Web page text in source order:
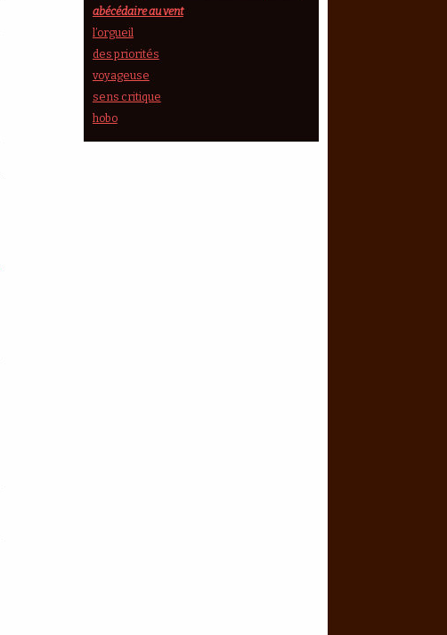
abécédaire au vent
l’orgueil
des priorités
voyageuse
sens critique
hobo